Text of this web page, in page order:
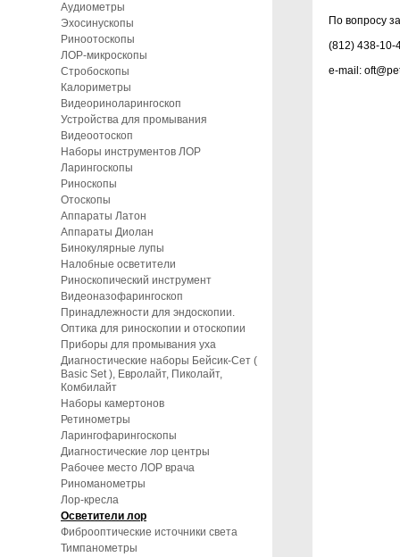
Аудиометры
Эхосинускопы
Риноотоскопы
ЛОР-микроскопы
Стробоскопы
Калориметры
Видеориноларингоскоп
Устройства для промывания
Видеоотоскоп
Наборы инструментов ЛОР
Ларингоскопы
Риноскопы
Отоскопы
Аппараты Латон
Аппараты Диолан
Бинокулярные лупы
Налобные осветители
Риноскопический инструмент
Видеоназофарингоскоп
Принадлежности для эндоскопии.
Оптика для риноскопии и отоскопии
Приборы для промывания уха
Диагностические наборы Бейсик-Сет (
Basic Set ), Евролайт, Пиколайт,
Комбилайт
Наборы камертонов
Ретинометры
Ларингофарингоскопы
Диагностические лор центры
Рабочее место ЛОР врача
Риноманометры
Лор-кресла
Осветители лор
Фиброоптические источники света
Тимпанометры
По вопросу
(812) 438-10-
e-mail: